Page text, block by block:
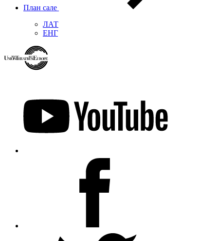
План сале
ЛАТ
ЕНГ